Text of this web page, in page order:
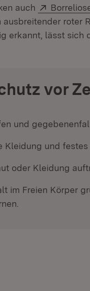
auch Extern:
roter
erkannt, lässt
vor
und
Kleidung und festes
oder Kleidung
im Freien Körper